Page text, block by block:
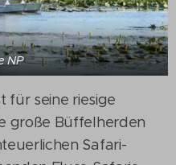
NP
für seine riesige
große Büffelherden
Safari-